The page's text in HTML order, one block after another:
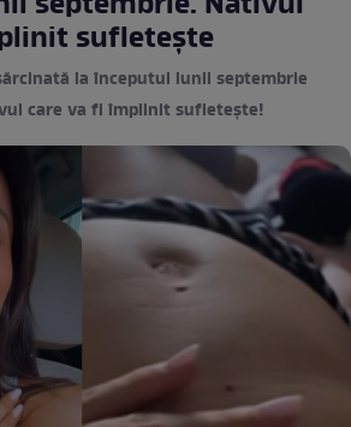
sufletește
la începutul lunii septembrie
care va fi împlinit sufletește!